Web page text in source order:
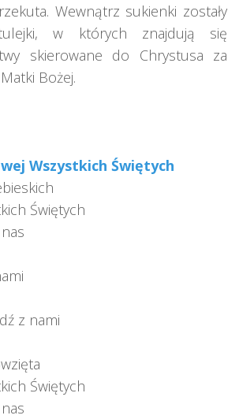
Wewnątrz sukienki zostały
w których znajdują się
skierowane do Chrystusa za
Bożej.
Wszystkich Świętych
Świętych
z nami
Świętych